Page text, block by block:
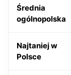
Średnia
ogólnopolska
Najtaniej w
Polsce